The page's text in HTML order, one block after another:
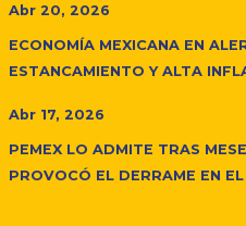
Abr 20, 2026
ECONOMÍA MEXICANA EN
ESTANCAMIENTO Y ALTA
Abr 17, 2026
PEMEX LO ADMITE TRAS
PROVOCÓ EL DERRAME EN